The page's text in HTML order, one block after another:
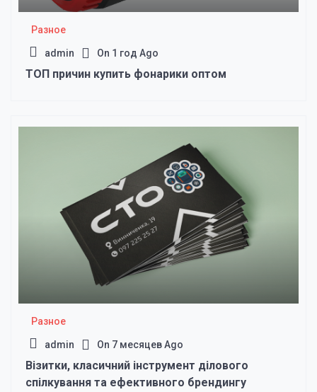
Разное
admin On 1 год Ago
ТОП причин купить фонарики оптом
Разное
admin On 7 месяцев Ago
Візитки, класичний інструмент ділового
спілкування та ефективного брендингу